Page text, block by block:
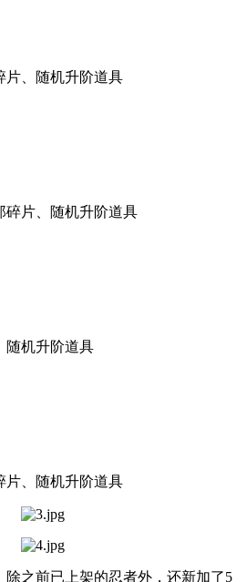
片、随机升阶道具
碎片、随机升阶道具
随机升阶道具
片、随机升阶道具
之前已上架的忍者外，还新加了5